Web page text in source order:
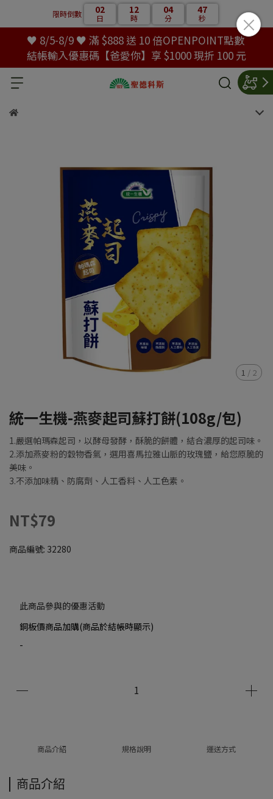
限時倒數 02
日
12
時
04
分
46
秒
♥ 8/5-8/9 ♥ 滿 $888 送 10 倍OPENPOINT點數
結帳輸入優惠碼【爸愛你】享 $1000 現折 100 元
1 / 2
統一生機-燕麥起司蘇打餅(108g/包)
1.嚴選帕瑪森起司，以酵母發酵，酥脆的餅體，結合濃厚的起司味。
2.添加燕麥粉的穀物香氣，選用喜馬拉雅山脈的玫瑰鹽，給您原脆的
美味。
3.不添加味精、防腐劑、人工香料、人工色素。
NT$79
商品編號: 32280
此商品參與的優惠活動
銅板價商品加購(商品於結帳時顯示)
-
商品介紹 規格說明 運送方式
商品介紹